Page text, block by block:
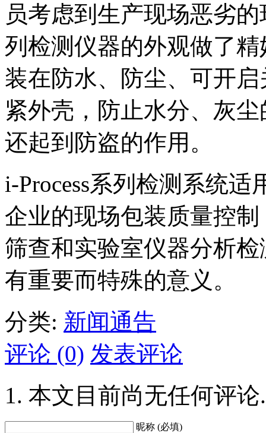
员考虑到生产现场恶劣
列检测仪器的外观做了
装在防水、防尘、可开
紧外壳，防止水分、灰
还起到防盗的作用。
i-Process系列检测系统
企业的现场包装质量控
筛查和实验室仪器分析
有重要而特殊的意义。
分类: 新闻通告
评论 (0) 发表评论
本文目前尚无任何评论.
昵称 (必填)